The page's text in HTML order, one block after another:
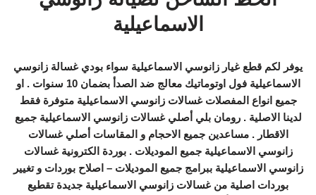
الاسماعيلية
يوفر لكم قطع غيار زانوسي الاسماعيلية سواء بودي غسالة زانوسي
الاسماعيلية فول اوتوماتيك معالج ضد الصدأ بضمان 10 سنوات . او
جميع انواع المفصلات غسالات زانوسي الاسماعيلية متوفرة فقط
لدينا الاصلية . رومان بلي أصلي غسالات زانوسي الاسماعيلية جميع
الاقطار . مساعدين جميع الاحجام و المقاسات أصلي غسالات
زانوسي الاسماعيلية جميع الموديلات . بوردة الكترونية غسالات
زانوسي الاسماعيلية ببرامج جميع الموديلات – اصلاح بوردات و تغيير
بوردات اصلية من غسالات زانوسي الاسماعيلية جديدة تقطيع